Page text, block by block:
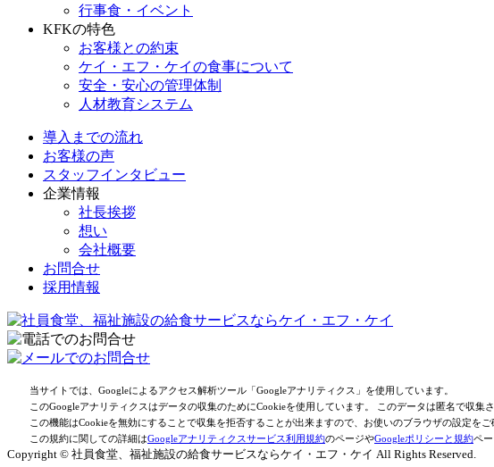
行事食・イベント
KFKの特色
お客様との約束
ケイ・エフ・ケイの食事について
安全・安心の管理体制
人材教育システム
導入までの流れ
お客様の声
スタッフインタビュー
企業情報
社長挨拶
想い
会社概要
お問合せ
採用情報
当サイトでは、Googleによるアクセス解析ツール「Googleアナリティクス」を使用しています。
このGoogleアナリティクスはデータの収集のためにCookieを使用しています。 このデータは匿名で収集
この機能はCookieを無効にすることで収集を拒否することが出来ますので、お使いのブラウザの設定をご
この規約に関しての詳細はGoogleアナリティクスサービス利用規約のページやGoogleポリシーと規約ペー
Copyright © 社員食堂、福祉施設の給食サービスならケイ・エフ・ケイ All Rights Reserved.